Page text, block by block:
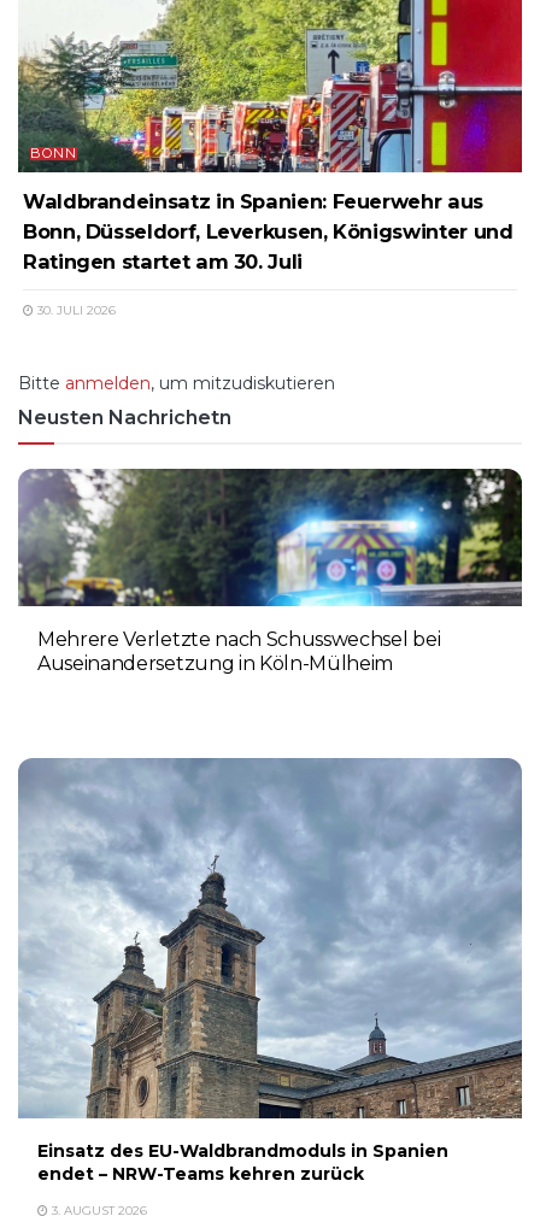
BONN
Waldbrandeinsatz in Spanien: Feuerwehr aus
Bonn, Düsseldorf, Leverkusen, Königswinter und
Ratingen startet am 30. Juli
30. JULI 2026
Bitte anmelden, um mitzudiskutieren
Neusten Nachrichetn
Mehrere Verletzte nach Schusswechsel bei
Auseinandersetzung in Köln-Mülheim
Einsatz des EU-Waldbrandmoduls in Spanien
endet – NRW-Teams kehren zurück
3. AUGUST 2026